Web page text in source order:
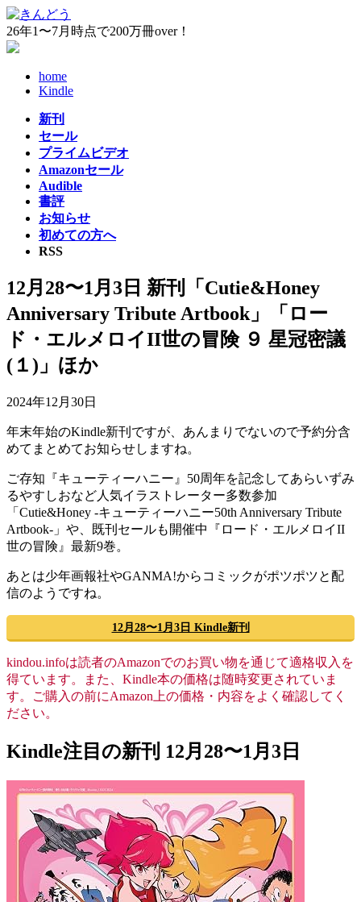
コ
ン
テ
ナ
ビ
ゲ
26年1〜7月時点で200万冊over！
home
Kindle
新刊
セール
プライムビデオ
Amazonセール
Audible
書評
お知らせ
初めての方へ
RSS
12月28〜1月3日 新刊「Cutie&Honey
Anniversary Tribute Artbook」「ロー
ド・エルメロイII世の冒険 ９ 星冠密議
(１)」ほか
2024年12月30日
年末年始のKindle新刊ですが、あんまりでないので予約分含
めてまとめてお知らせしますね。
ご存知『キューティーハニー』50周年を記念してあらいずみ
るやすしおなど人気イラストレーター多数参加
「Cutie&Honey -キューティーハニー50th Anniversary Tribute
Artbook-」や、既刊セールも開催中『ロード・エルメロイII
世の冒険』最新9巻。
あとは少年画報社やGANMA!からコミックがポツポツと配
信のようですね。
12月28〜1月3日 Kindle新刊
kindou.infoは読者のAmazonでのお買い物を通じて適格収入を
得ています。また、Kindle本の価格は随時変更されていま
す。ご購入の前にAmazon上の価格・内容をよく確認してく
ださい。
Kindle注目の新刊 12月28〜1月3日